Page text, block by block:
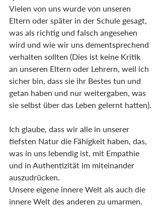
Vielen von uns wurde von unseren
Eltern oder später in der Schule gesagt,
was als richtig und falsch angesehen
wird und wie wir uns dementsprechend
verhalten sollten (Dies ist keine Kritik
an unseren Eltern oder Lehrern, weil ich
sicher bin, dass sie ihr Bestes tun und
getan haben und nur weitergaben, was
sie selbst über das Leben gelernt hatten).
Ich glaube, dass wir alle in unserer
tiefsten Natur die Fähigkeit haben, das,
was in uns lebendig ist, mit Empathie
und in Authentizität im miteinander
auszudrücken.
Unsere eigene innere Welt als auch die
innere Welt des anderen zu umarmen.